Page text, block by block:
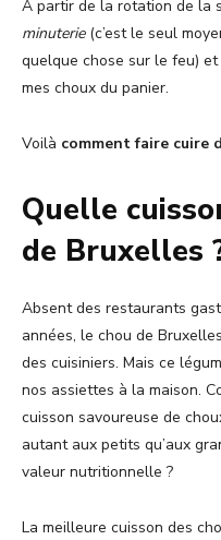
A partir de la rotation de la
minuterie(c’est le seul
quelque chose sur le feu)
mes choux du panier.
Voilà comment faire cuire
Quelle
de Bruxelles
Absent des restaurants
années, le chou de
des cuisiniers. Mais ce
nos assiettes à la maison.
cuisson savoureuse de
autant aux petits qu’aux
valeur nutritionnelle ?
La meilleure cuisson des